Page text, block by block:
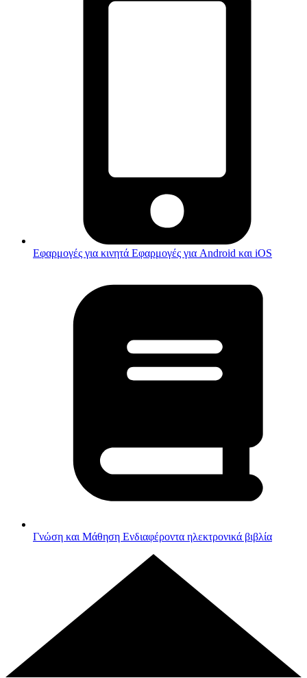
Εφαρμογές για κινητά Εφαρμογές για Android και iOS
Γνώση και Μάθηση Ενδιαφέροντα ηλεκτρονικά βιβλία